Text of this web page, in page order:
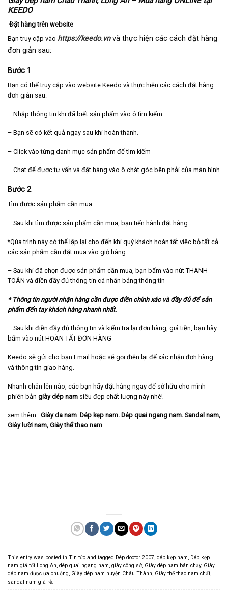
KEEDO
Đặt hàng trên website
Bạn truy cập vào https://keedo.vnvà thực hiện các cách đặt hàng
đơn giản sau:
Bước 1
Bạn có thể truy cập vào website Keedo và thực hiện các cách đặt hàng
đơn giản sau:
– Nhập thông tin khi đã biết sản phẩm vào ô tìm kiếm
– Bạn sẽ có kết quả ngay sau khi hoàn thành.
– Click vào từng danh mục sản phẩm để tìm kiếm
– Chat để được tư vấn và đặt hàng vào ô chát góc bên phải của màn hình
Bước 2
Tìm được sản phẩm cần mua
– Sau khi tìm được sản phẩm cần mua, bạn tiến hành đặt hàng.
*Qúa trình này có thể lặp lại cho đến khi quý khách hoàn tất việc bỏ tất cả
các sản phẩm cần đặt mua vào giỏ hàng.
– Sau khi đã chọn được sản phẩm cần mua, bạn bấm vào nút THANH
TOÁN và điền đầy đủ thông tin cá nhân bảng thông tin
* Thông tin người nhận hàng cần được điền chính xác và đầy đủ để sản
phẩm đến tay khách hàng nhanh nhất.
– Sau khi điền đầy đủ thông tin và kiểm tra lại đơn hàng, giá tiền, bạn hãy
bấm vào nút HOÀN TẤT ĐƠN HÀNG
Keedo sẽ gửi cho bạn Email hoặc sẽ gọi điện lại để xác nhận đơn hàng
và thông tin giao hàng.
Nhanh chân lên nào, các bạn hãy đặt hàng ngay để sở hữu cho mình
phiên bản giày dép nam siêu đẹp chất lượng này nhé!
xem thêm: Giày da nam. Dép kẹp nam. Dép quai ngang nam. Sandal nam,
Giày lười nam, Giày thể thao nam
This entry was posted in Tin tức and tagged Dép doctor 2007, dép kẹp nam, Dép kẹp
nam giá tốt Long An, dép quai ngang nam, giày công sở, Giày dép nam bán chạy, Giày
dép nam được ưa chuộng, Giày dép nam huyện Châu Thành, Giày thể thao nam chất,
sandal nam giá rẻ.